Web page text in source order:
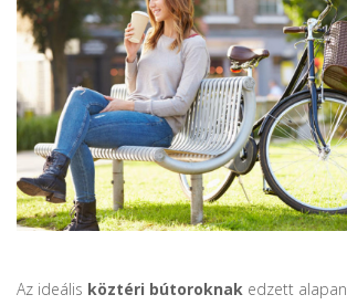
Az ideális köztéri bútoroknak edzett